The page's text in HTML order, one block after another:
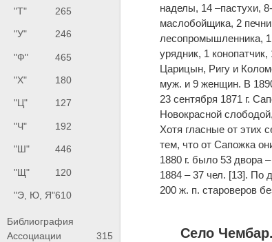
"Т" 265
"У" 246
"Ф" 465
"Х" 180
"Ц" 127
"Ч" 192
"Ш" 446
"Щ" 120
"Э, Ю, Я"610
Библиография
Ассоциации
315
наделы, 14 –пастухи,
маслобойщика, 2
лесопромышленника, 1
урядник, 1
Царицын, Ригу и
муж. и 9 женщин. В
23 сентября 1871 г.
Новокрасной
Хотя гласные от этих
тем, что от Сапожка
1880 г. было 53 двора
1884 – 37 чел. [13]. По
200 ж. п. староверов
Село Чембар.